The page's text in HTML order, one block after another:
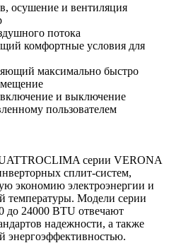
осушение и вентиляция
потока
комфортные условия для
максимально быстро
включение и выключение
пользователем
серии VERONA
сплит-систем,
экономию электроэнергии и
температуры. Модели серии
до 24000 BTU отвечают
надежности, а также
энергоэффективностью.